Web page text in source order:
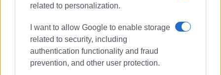
related to personalization.
I want to allow Google to enable storage
related to security, including
authentication functionality and fraud
prevention, and other user protection.